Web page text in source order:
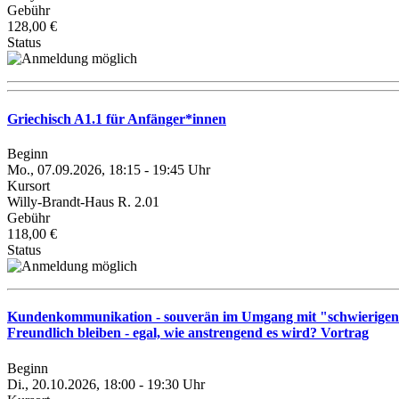
Gebühr
128,00 €
Status
Griechisch A1.1 für Anfänger*innen
Beginn
Mo., 07.09.2026, 18:15 - 19:45 Uhr
Kursort
Willy-Brandt-Haus R. 2.01
Gebühr
118,00 €
Status
Kundenkommunikation - souverän im Umgang mit
Freundlich bleiben - egal, wie anstrengend es wird? Vortrag
Beginn
Di., 20.10.2026, 18:00 - 19:30 Uhr